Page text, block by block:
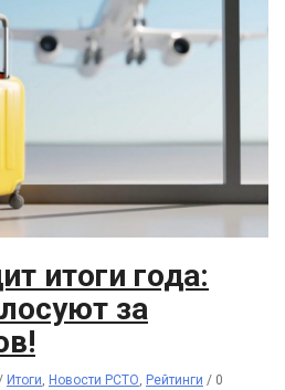
итоги года:
за
Итоги, Новости РСТО, Рейтинги / 0